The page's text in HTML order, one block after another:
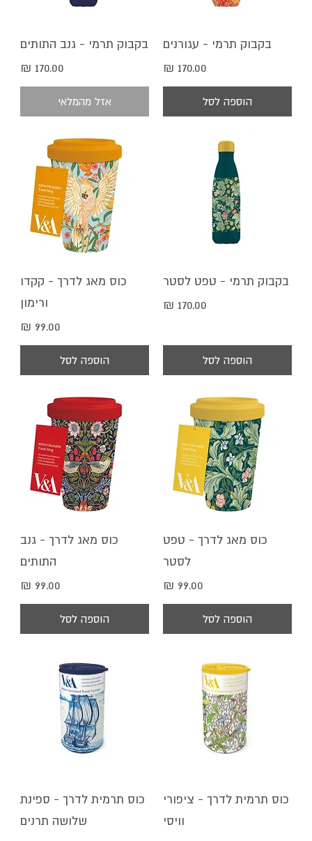
בקבוק תרמי - עגורנים
מחיר
הוספה לסל
בקבוק תרמי - גנב התותים
מחיר
אזל מהמלאי
בקבוק תרמי - טפט לסטר
מחיר
הוספה לסל
כוס מאג לדרך - קקדו
ורימון
מחיר
הוספה לסל
כוס מאג לדרך - טפט
לסטר
מחיר
הוספה לסל
כוס מאג לדרך - גנב
התותים
מחיר
הוספה לסל
כוס תרמית לדרך - ציפורי
וויסי
כוס תרמית לדרך - ספינת
שלושה תרנים